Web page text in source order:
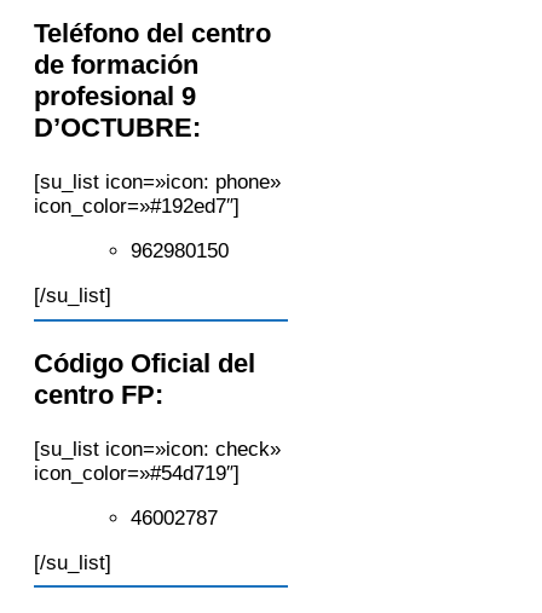
Teléfono del centro
de formación
profesional 9
D’OCTUBRE:
[su_list icon=»icon: phone»
icon_color=»#192ed7″]
962980150
[/su_list]
Código Oficial del
centro FP:
[su_list icon=»icon: check»
icon_color=»#54d719″]
46002787
[/su_list]